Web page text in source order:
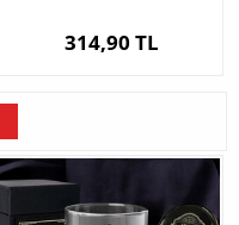
314,90 TL